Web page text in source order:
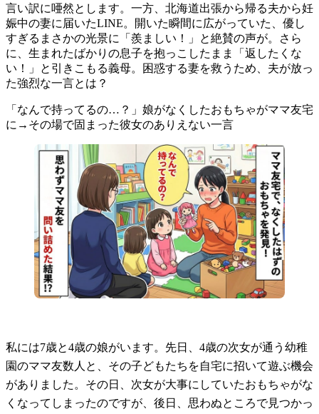
言い訳に唖然とします。一方、北海道出張から帰る夫から妊
娠中の妻に届いたLINE。開いた瞬間に広がっていた、優し
すぎるまさかの光景に「羨ましい！」と絶賛の声が。さら
に、生まれたばかりの息子を抱っこしたまま「返したくな
い！」と引きこもる義母。困惑する妻を救うため、夫が放っ
た強烈な一言とは？
「なんで持ってるの…？」娘がなくしたおもちゃがママ友宅
に→その場で固まった彼女のありえない一言
私には7歳と4歳の娘がいます。先日、4歳の次女が通う幼稚
園のママ友数人と、その子どもたちを自宅に招いて遊ぶ機会
がありました。その日、次女が大事にしていたおもちゃがな
くなってしまったのですが、後日、思わぬところで見つかっ